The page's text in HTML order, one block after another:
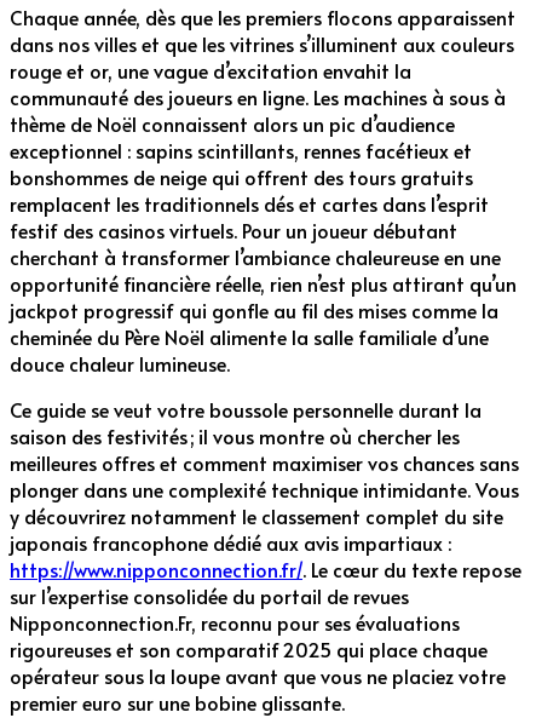
Chaque année, dès que les premiers flocons apparaissent
dans nos villes et que les vitrines s’illuminent aux couleurs
rouge et or, une vague d’excitation envahit la
communauté des joueurs en ligne. Les machines à sous à
thème de Noël connaissent alors un pic d’audience
exceptionnel : sapins scintillants, rennes facétieux et
bonshommes de neige qui offrent des tours gratuits
remplacent les traditionnels dés et cartes dans l’esprit
festif des casinos virtuels. Pour un joueur débutant
cherchant à transformer l’ambiance chaleureuse en une
opportunité financière réelle, rien n’est plus attirant qu’un
jackpot progressif qui gonfle au fil des mises comme la
cheminée du Père Noël alimente la salle familiale d’une
douce chaleur lumineuse.
Ce guide se veut votre boussole personnelle durant la
saison des festivités ; il vous montre où chercher les
meilleures offres et comment maximiser vos chances sans
plonger dans une complexité technique intimidante. Vous
y découvrirez notamment le classement complet du site
japonais francophone dédié aux avis impartiaux :
https://www.nipponconnection.fr/. Le cœur du texte repose
sur l’expertise consolidée du portail de revues
Nipponconnection.Fr, reconnu pour ses évaluations
rigoureuses et son comparatif 2025 qui place chaque
opérateur sous la loupe avant que vous ne placiez votre
premier euro sur une bobine glissante.